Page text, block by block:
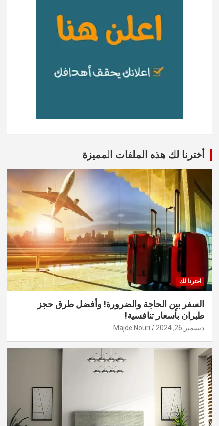
أخترنا لك هذه الملفات المميزة
اخترنا لك
السفر بين الحاجة والضرورة! وأفضل طرق حجز
طيران بأسعار تنافسية!
ديسمبر 26, 2024 Majde Nouri